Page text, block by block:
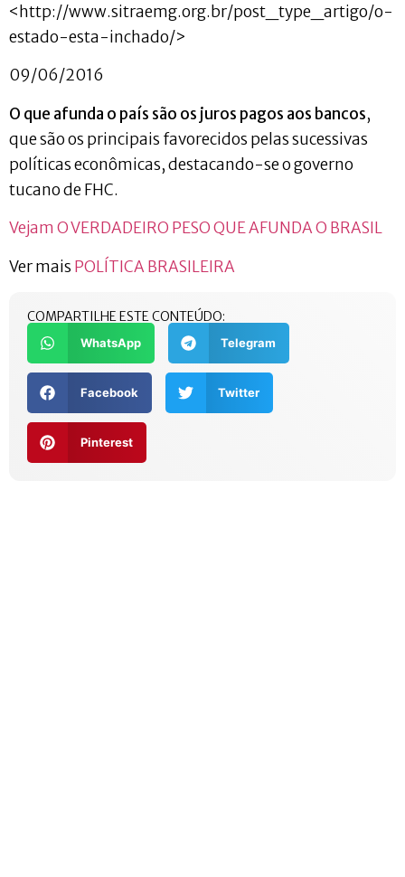
<http://www.sitraemg.org.br/post_type_artigo/o-
estado-esta-inchado/>
09/06/2016
O que afunda o país são os juros pagos aos bancos,
que são os principais favorecidos pelas sucessivas
políticas econômicas, destacando-se o governo
tucano de FHC.
Vejam O VERDADEIRO PESO QUE AFUNDA O BRASIL
Ver mais POLÍTICA BRASILEIRA
COMPARTILHE ESTE CONTEÚDO:
WhatsApp Telegram
Facebook Twitter
Pinterest